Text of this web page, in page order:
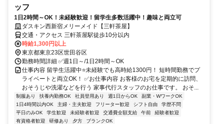
ッフ
1日2時間～OK！未経験歓迎！留学生多数活躍中！趣味と両立可
ダスキン西新宿メリーメイド【三軒茶屋】
交通・アクセス 三軒茶屋駅徒歩10分以内
時給1,300円以上
東京都東京23区世田谷区
勤務時間詳細 ✅週1日～/1日2時間～OK
仕事内容 留学生活躍中⭐未経験でも高時給1300円！ 短時間勤務でプ
ライベートと両立OK！ ✅お仕事内容 お客様のお宅を定期的に訪問、
おそうじや洗濯などを行う 家事代行スタッフのお仕事です。 おそ...
制服あり 扶養内勤務OK 社員登用あり 週1日からOK
副業・WワークOK
1日4時間以内OK
主婦・主夫歓迎 フリーター歓迎 シフト自由
学歴不問
平日のみOK
学生歓迎 未経験者歓迎 交通費全額支給 午前
経験者歓迎
有資格者歓迎
研修あり 夕方 ブランクOK